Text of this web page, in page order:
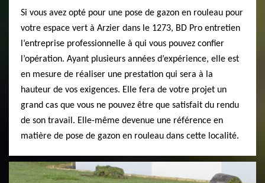
Si vous avez opté pour une pose de gazon en rouleau pour
votre espace vert à Arzier dans le 1273, BD Pro entretien
l’entreprise professionnelle à qui vous pouvez confier
l’opération. Ayant plusieurs années d’expérience, elle est
en mesure de réaliser une prestation qui sera à la
hauteur de vos exigences. Elle fera de votre projet un
grand cas que vous ne pouvez être que satisfait du rendu
de son travail. Elle-même devenue une référence en
matière de pose de gazon en rouleau dans cette localité.